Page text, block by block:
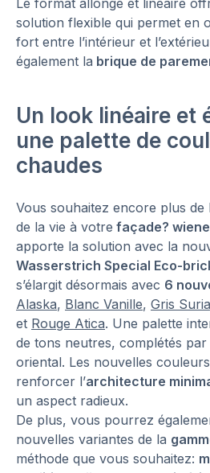
solution flexible qui permet en
fort entre l’intérieur et
également la brique de
Un look linéaire et
une palette de
chaudes
Vous souhaitez encore plus
de la vie à votre façade?
apporte la solution avec la
Wasserstrich Special Eco-
s’élargit désormais avec 6
Alaska, Blanc Vanille, Gris
et Rouge Atica. Une palette
de tons neutres, complétés
oriental. Les nouvelles
renforcer l’architecture
un aspect radieux.
De plus, vous pourrez
nouvelles variantes de la
méthode que vous souhaitez: